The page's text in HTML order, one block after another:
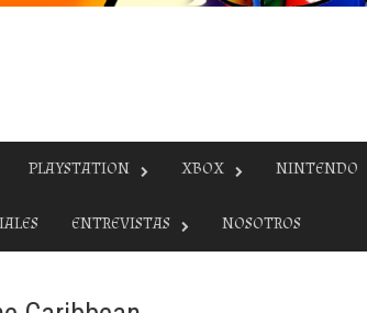
PLAYSTATION XBOX NINTENDO
ENTREVISTAS NOSOTROS